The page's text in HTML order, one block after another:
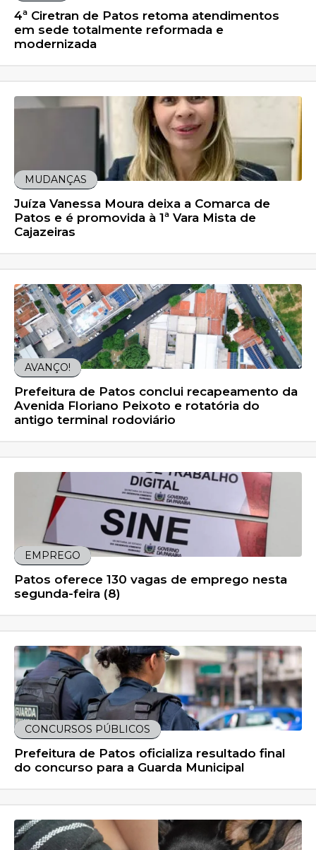
4ª Ciretran de Patos retoma atendimentos
em sede totalmente reformada e
modernizada
MUDANÇAS
Juíza Vanessa Moura deixa a Comarca de
Patos e é promovida à 1ª Vara Mista de
Cajazeiras
AVANÇO!
Prefeitura de Patos conclui recapeamento da
Avenida Floriano Peixoto e rotatória do
antigo terminal rodoviário
EMPREGO
Patos oferece 130 vagas de emprego nesta
segunda-feira (8)
CONCURSOS PÚBLICOS
Prefeitura de Patos oficializa resultado final
do concurso para a Guarda Municipal